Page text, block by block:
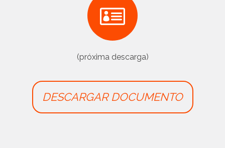
(próxima descarga)
DESCARGAR DOCUMENTO